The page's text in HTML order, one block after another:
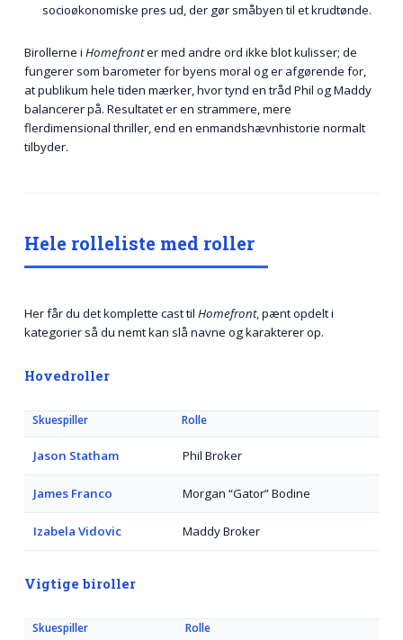
socioøkonomiske pres ud, der gør småbyen til et krudtønde.
Birollerne i Homefronter med andre ord ikke blot kulisser; de
fungerer som barometer for byens moral og er afgørende for,
at publikum hele tiden mærker, hvor tynd en tråd Phil og Maddy
balancerer på. Resultatet er en strammere, mere
flerdimensional thriller, end en enmandshævnhistorie normalt
tilbyder.
Hele rolleliste med roller
Her får du det komplette cast til Homefront, pænt opdelt i
kategorier så du nemt kan slå navne og karakterer op.
Hovedroller
Skuespiller Rolle
Jason Statham Phil Broker
James Franco Morgan “Gator” Bodine
Izabela Vidovic Maddy Broker
Vigtige biroller
Skuespiller Rolle